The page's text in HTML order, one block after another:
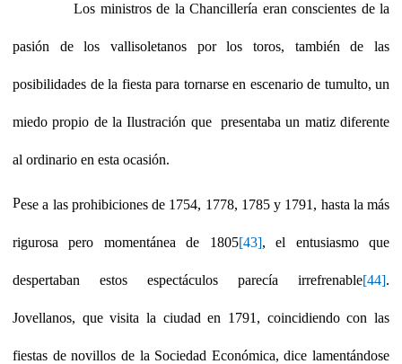
Los ministros de la Chancillería eran conscientes de la
pasión de los vallisoletanos por los toros, también de las
posibilidades de la fiesta para tornarse en escenario de tumulto, un
miedo propio de la Ilustración que presentaba un matiz diferente
al ordinario en esta ocasión.
Pese a las prohibiciones de 1754, 1778, 1785 y 1791, hasta la más
rigurosa pero momentánea de 1805[43], el entusiasmo que
despertaban estos espectáculos parecía irrefrenable[44].
Jovellanos, que visita la ciudad en 1791, coincidiendo con las
fiestas de novillos de la Sociedad Económica, dice lamentándose